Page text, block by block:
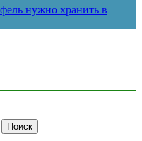
нужно хранить в